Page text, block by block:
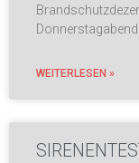
WEITERLESEN »